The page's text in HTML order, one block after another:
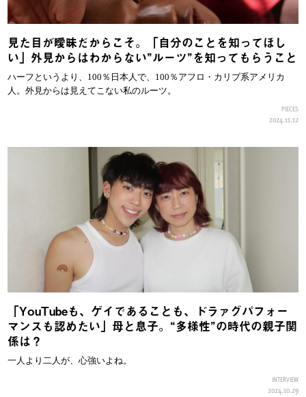
見た目が曖昧だからこそ。「自分のことを知ってほし
い」外見からはわからない”ルーツ”を知ってもらうこと
ハーフというより、100％日本人で、100％アフロ・カリブ系アメリカ
人。外見からは見えてこない私のルーツ。
PIECES
2024.11.12
「YouTubeも、ゲイであることも、ドラァグパフォー
マンスも認めたい」母と息子。“多様性”の時代の親子関
係は？
一人より二人が、心強いよね。
INTERVIEW
2024.10.29